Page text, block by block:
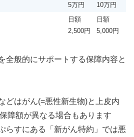
5万円 10万円
日額
2,500円
日額
5,000円
全般的にサポートする保障内容と
どはがん(=悪性新生物)と上皮内
障額が異なる場合もあります
らすにある「新がん特約」では悪